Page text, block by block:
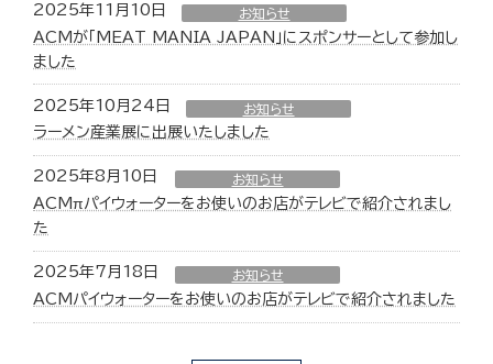
2025年11月10日 お知らせ
ACMが「MEAT MANIA JAPAN」にスポンサーとして参加し
ました
2025年10月24日 お知らせ
ラーメン産業展に出展いたしました
2025年8月10日 お知らせ
ACMπパイウォーターをお使いのお店がテレビで紹介されまし
た
2025年7月18日 お知らせ
ACMパイウォーターをお使いのお店がテレビで紹介されました